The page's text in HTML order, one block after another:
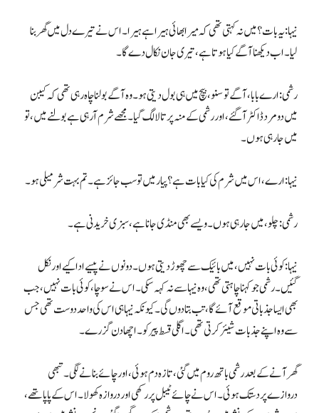
نیہا: یہ بات؟ میں نہ کہتی تھی کہ میرا بھائی ہیرا ہے ہیرا۔ اس نے تیرے دل میں گھر بنا
لیا۔ اب دیکھنا آگے کیا ہوتا ہے، تیری جان نکال دے گا۔
رشمی: ارے بابا، آگے تو سنو، بیچ میں ہی بول دیتی ہو۔ وہ آگے بولنا چاہ رہی تھی کہ کیبن
میں دو مرد ڈاکٹر آگئے، اور رشمی کے منہ پر تالا لگ گیا۔ مجھے شرم آرہی ہے بولنے میں، تو
میں جا رہی ہوں۔
نیہا: ارے، اس میں شرم کی کیا بات ہے؟ پیار میں تو سب جائز ہے۔ تم بہت شرمیلی ہو۔
رشمی: چلو، میں جا رہی ہوں۔ ویسے بھی منڈی جانا ہے، سبزی خریدنی ہے۔
نیہا: کوئی بات نہیں، میں بائیک سے چھوڑ دیتی ہوں۔ دونوں نے پیسے ادا کیے اور نکل
گئیں۔ رشمی جو کہنا چاہتی تھی، وہ نیہا سے نہ کہہ سکی۔ اس نے سوچا، کوئی بات نہیں، جب
بھی ایسا جذباتی موقع آئے گا، تب بتا دوں گی۔ کیونکہ نیہا ہی اس کی واحد دوست تھی جس
سے وہ اپنے جذبات شیئر کرتی تھی۔ اگلی قسط پیر کو۔ اچھا دن گزرے۔
گھر آنے کے بعد رشمی باتھ روم میں گئی، تازہ دم ہوئی، اور چائے بنانے لگی۔ تبھی
دروازے پر دستک ہوئی۔ اس نے چائے ٹیبل پر رکھی اور دروازہ کھولا۔ اس کے پاپا تھے،